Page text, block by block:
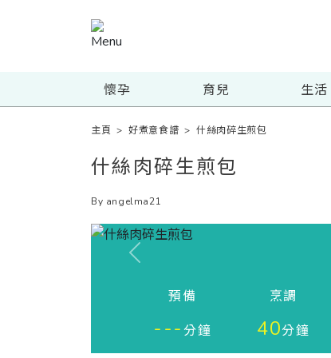
懷孕 育兒 生活
主頁 >好煮意食譜 >什絲肉碎生煎包
什絲肉碎生煎包
By angelma21
Previous
預備
---分鐘
烹調
40分鐘